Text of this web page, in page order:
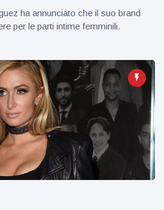
ha annunciato che il suo brand
per le parti intime femminili.